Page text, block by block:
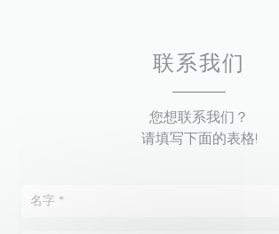
联系我们
您想联系我们？
请填写下面的表格!